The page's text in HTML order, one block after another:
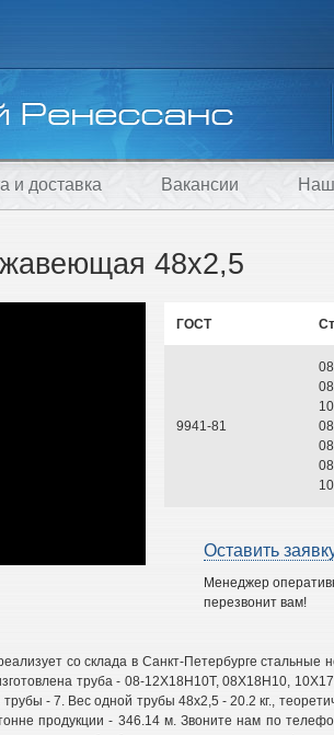
и доставка Вакансии
48х2,5
ГОСТ
9941-81
Оставить
Менеджер
перезвонит вам!
со склада в Санкт-Петербурге
труба - 08-12Х18Н10Т, 08Х18Н10,
- 7. Вес одной трубы 48х2,5 - 20.2 кг.,
продукции - 346.14 м. Звоните нам по